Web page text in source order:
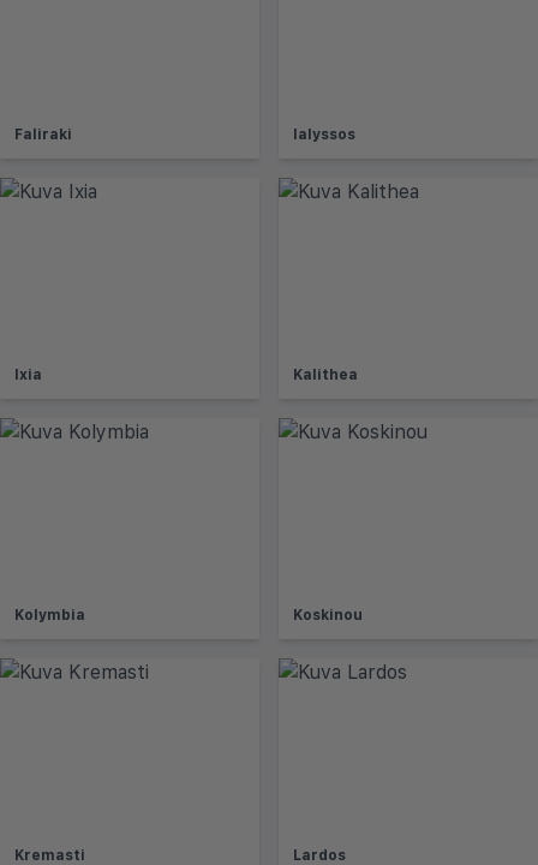
Faliraki Ialyssos
Ixia Kalithea
Kolymbia Koskinou
Kremasti Lardos